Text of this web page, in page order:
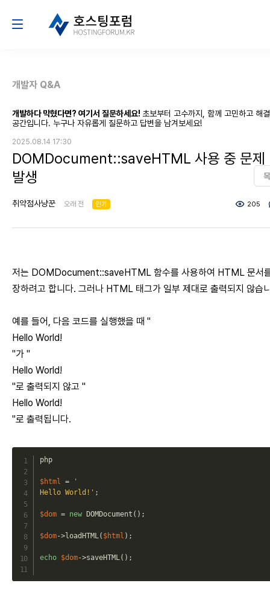
개발자 Q&A
개발하다 막혔다면? 여기서 질문하세요! 초보부터 고수까지, 함께 고민하고 해
공간입니다. 누구나 자유롭게 질문하고 답변을 남겨보세요!
2025.08.14 17:30
DOMDocument::saveHTML 사용 중 문제
발생
취약점사냥꾼 오래 전 인기 205
저는 DOMDocument::saveHTML 함수를 사용하여 HTML 문서
장하려고 합니다. 그러나 HTML 태그가 일부 제대로 출력되지 않습
예를 들어, 다음 코드를 실행했을 때 "
Hello World!
"가 "
Hello World!
"로 출력되지 않고 "
Hello World!
"로 출력됩니다.
php
$html =
'
Hello World!' ;
$dom = new DOMDocument ( ) ;
$dom->loadHTML( $html ) ;
echo $dom->saveHTML( ) ;